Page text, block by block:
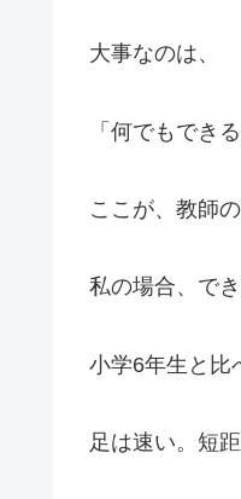
大事なのは、
「何でもでき
ここが、教師
私の場合、で
小学6年生と比
足は速い。短